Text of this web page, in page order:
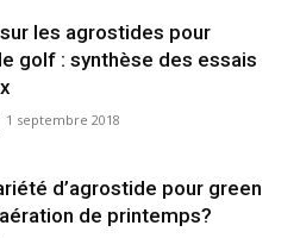
les agrostides pour
golf : synthèse des essais
1 septembre 2018
d’agrostide pour green
de printemps?